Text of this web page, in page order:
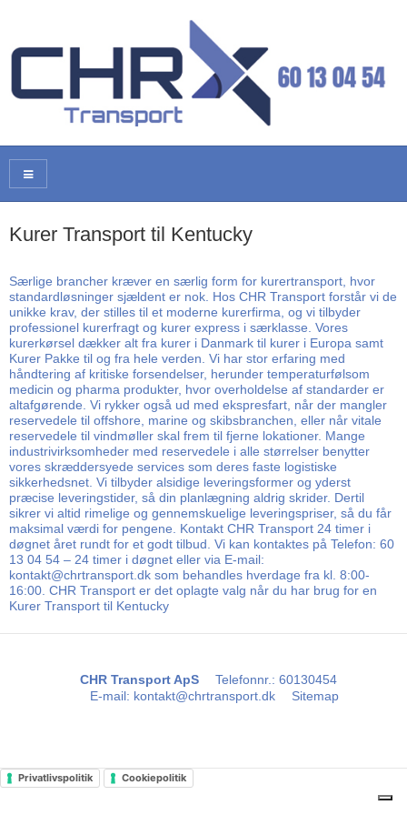
Kurer Transport til Kentucky
Særlige brancher kræver en særlig form for kurertransport, hvor
standardløsninger sjældent er nok. Hos CHR Transport forstår vi de
unikke krav, der stilles til et moderne kurerfirma, og vi tilbyder
professionel kurerfragt og kurer express i særklasse. Vores
kurerkørsel dækker alt fra kurer i Danmark til kurer i Europa samt
Kurer Pakke til og fra hele verden. Vi har stor erfaring med
håndtering af kritiske forsendelser, herunder temperaturfølsom
medicin og pharma produkter, hvor overholdelse af standarder er
altafgørende. Vi rykker også ud med ekspresfart, når der mangler
reservedele til offshore, marine og skibsbranchen, eller når vitale
reservedele til vindmøller skal frem til fjerne lokationer. Mange
industrivirksomheder med reservedele i alle størrelser benytter
vores skræddersyede services som deres faste logistiske
sikkerhedsnet. Vi tilbyder alsidige leveringsformer og yderst
præcise leveringstider, så din planlægning aldrig skrider. Dertil
sikrer vi altid rimelige og gennemskuelige leveringspriser, så du får
maksimal værdi for pengene. Kontakt CHR Transport 24 timer i
døgnet året rundt for et godt tilbud. Vi kan kontaktes på Telefon: 60
13 04 54 – 24 timer i døgnet eller via E-mail:
kontakt@chrtransport.dk som behandles hverdage fra kl. 8:00-
16:00. CHR Transport er det oplagte valg når du har brug for en
Kurer Transport til Kentucky
CHR Transport ApS Telefonnr.: 60130454
E-mail: kontakt@chrtransport.dk Sitemap
Privatlivspolitik Cookiepolitik